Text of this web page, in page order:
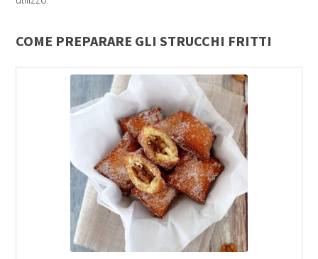
COME PREPARARE GLI STRUCCHI FRITTI